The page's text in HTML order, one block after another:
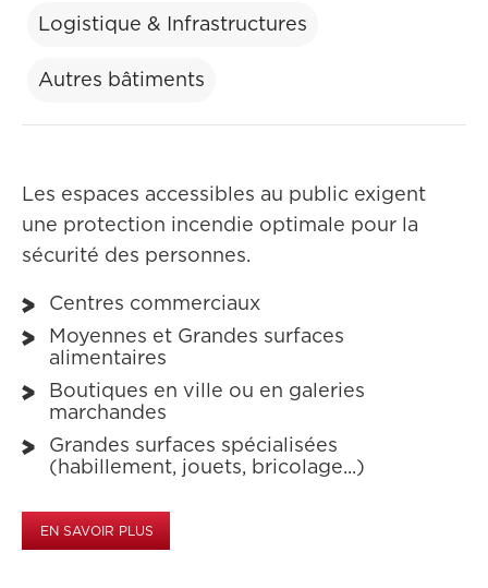
Logistique & Infrastructures
Autres bâtiments
Les espaces accessibles au public exigent
une protection incendie optimale pour la
sécurité des personnes.
Centres commerciaux
Moyennes et Grandes surfaces
alimentaires
Boutiques en ville ou en galeries
marchandes
Grandes surfaces spécialisées
(habillement, jouets, bricolage...)
EN SAVOIR PLUS